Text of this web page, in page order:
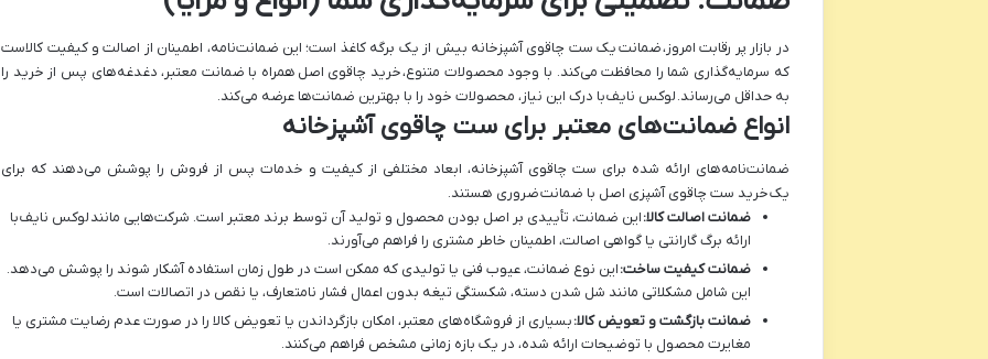
در بازار پر رقابت امروز،ضمانتیک ست چاقوی آشپزخانه بیش از یک برگه کاغذ است؛ این ضمانت‌نامه، اطمینان از اصالت و کیفیت کالاست
که سرمایه‌گذاری شما را محافظت می‌کند. با وجود محصولات متنوع،خرید چاقوی اصل همراه با ضمانت معتبر، دغدغه‌های پس از خرید را
به حداقل می‌رساند.لوکس نایفبا درک این نیاز، محصولات خود را با بهترین ضمانت‌ها عرضه می‌کند.
انواع ضمانت‌های معتبر برای ست چاقوی آشپزخانه
ضمانت‌نامه‌های ارائه شده برای ست چاقوی آشپزخانه، ابعاد مختلفی از کیفیت و خدمات پس از فروش را پوشش می‌دهند که برای
یکخرید ست چاقوی آشپزی اصل با ضمانتضروری هستند.
ضمانت اصالت کالا:این ضمانت، تأییدی بر اصل بودن محصول و تولید آن توسط برند معتبر است. شرکت‌هایی مانندلوکس نایفبا
ارائه برگ گارانتی یا گواهی اصالت، اطمینان خاطر مشتری را فراهم می‌آورند.
ضمانت کیفیت ساخت:این نوع ضمانت، عیوب فنی یا تولیدی که ممکن است در طول زمان استفاده آشکار شوند را پوشش می‌دهد.
این شامل مشکلاتی مانند شل شدن دسته، شکستگی تیغه بدون اعمال فشار نامتعارف، یا نقص در اتصالات است.
ضمانت بازگشت و تعویض کالا:بسیاری از فروشگاه‌های معتبر، امکان بازگرداندن یا تعویض کالا را در صورت عدم رضایت مشتری یا
مغایرت محصول با توضیحات ارائه شده، در یک بازه زمانی مشخص فراهم می‌کنند.